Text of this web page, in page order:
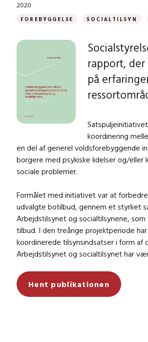
2020
FOREBYGGELSE SOCIALTILSYN
rapport,
på
koordinering
en del af generel voldsforebyggende
borgere med psykiske lidelser og/
sociale problemer.
Formålet med initiativet var at
udvalgte botilbud, gennem et styrket
Arbejdstilsynet og socialtilsynene,
tilbud. I den treårige projektperiode
koordinerede tilsynsindsatser i form
Arbejdstilsynet og socialtilsynet har
Hent publikationen